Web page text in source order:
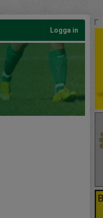
Logga in